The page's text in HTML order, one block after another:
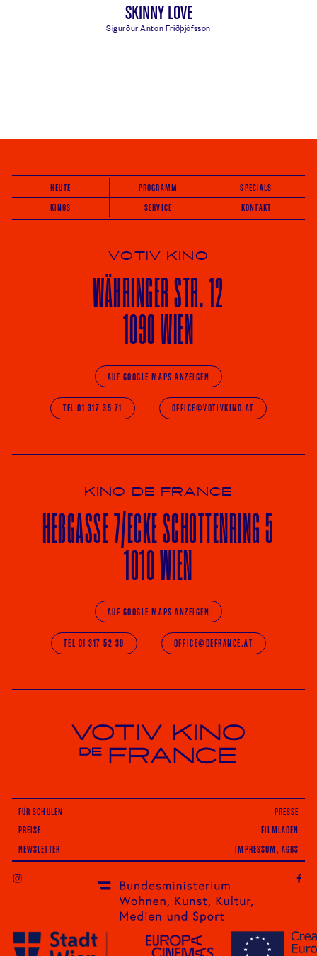
SKINNY LOVE
Sigurður Anton Friðþjófsson
Skinny Love Spielzeiten, Kino, Saal und Tickets:
HEUTE PROGRAMM
SPECIALS
KINOS
SERVICE KONTAKT
VOTIV KINO
WÄHRINGERSTR. 12
1090 WIEN
AUF GOOGLE MAPS ANZEIGEN
TEL 01 317 35 71 OFFICE@VOTIVKINO.AT
KINO DE FRANCE
HEßGASSE 7/ECKESCHOTTENRING 5
1010 WIEN
AUF GOOGLE MAPS ANZEIGEN
TEL 01 317 52 36 OFFICE@DEFRANCE.AT
Votiv Kino und Kino De France in Wien
FÜR SCHULEN
PRESSE
PREISE
FILMLADEN
NEWSLETTER IMPRESSUM, AGBS